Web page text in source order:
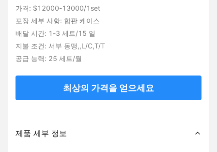
가격: $12000-13000/1set
포장 세부 사항: 합판 케이스
배달 시간: 1-3 세트/15 일
지불 조건: 서부 동맹,,L/C,T/T
공급 능력: 25 세트/월
최상의 가격을 얻으세요
제품 세부 정보